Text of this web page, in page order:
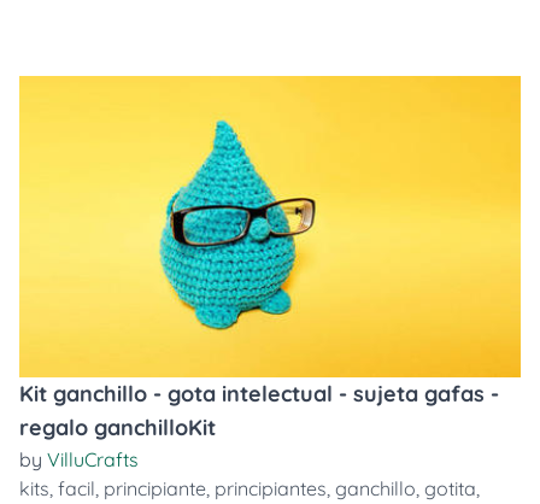
Kit ganchillo - gota intelectual - sujeta gafas -
regalo ganchilloKit
by VilluCrafts
kits, facil, principiante, principiantes, ganchillo, gotita,